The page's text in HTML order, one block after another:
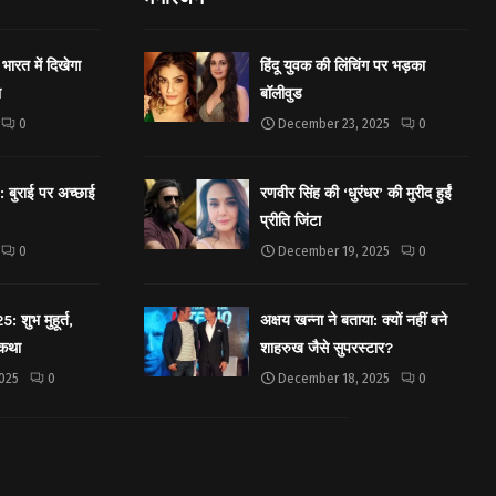
में दिखेगा
0
पर अच्छाई
0
शुभ मुहूर्त,
0
हिंदू युवक की लिंचिंग पर भड़का
बॉलीवुड
December 23, 2025 0
रणवीर सिंह की ‘धुरंधर’ की मुरीद हुईं
प्रीति जिंटा
December 19, 2025 0
अक्षय खन्ना ने बताया: क्यों नहीं बने
शाहरुख जैसे सुपरस्टार?
December 18, 2025 0